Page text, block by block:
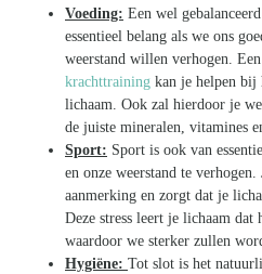
Voeding: Een wel
essentieel belang als we ons
weerstand willen verhogen. Een
krachttraining kan je helpen bij
lichaam. Ook zal hierdoor je
de juiste mineralen, vitamines
Sport: Sport is ook van
en onze weerstand te
aanmerking en zorgt dat je
Deze stress leert je lichaam dat
waardoor we sterker zullen
Hygiëne: Tot slot is het